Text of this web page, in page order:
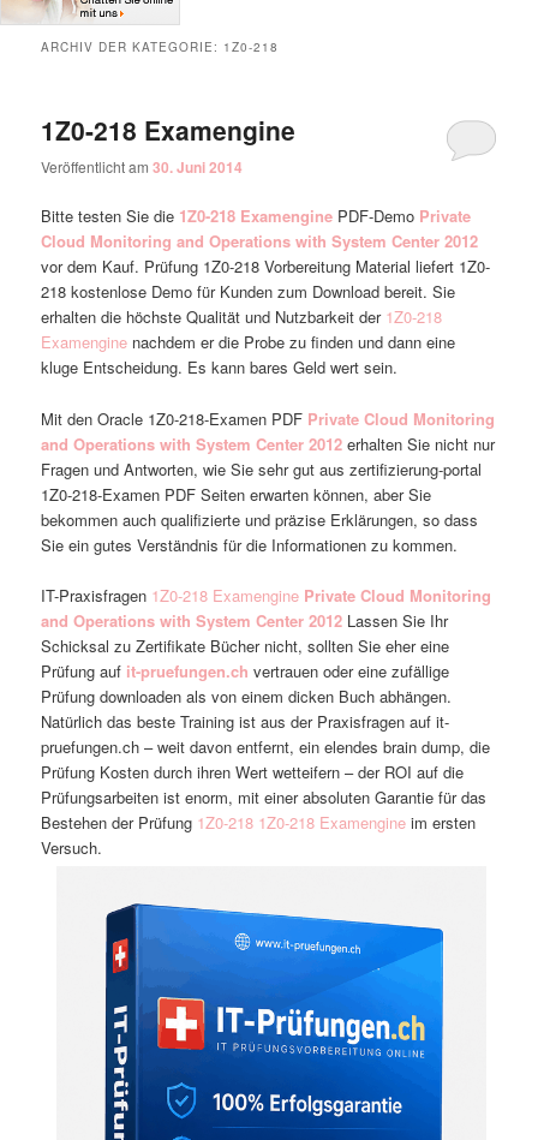
ARCHIV DER KATEGORIE: 1Z0-218
1Z0-218 Examengine
Veröffentlicht am30. Juni 2014
Bitte testen Sie die 1Z0-218 Examengine PDF-Demo Private
Cloud Monitoring and Operations with System Center 2012
vor dem Kauf. Prüfung 1Z0-218 Vorbereitung Material liefert 1Z0-
218 kostenlose Demo für Kunden zum Download bereit. Sie
erhalten die höchste Qualität und Nutzbarkeit der 1Z0-218
Examengine nachdem er die Probe zu finden und dann eine
kluge Entscheidung. Es kann bares Geld wert sein.
Mit den Oracle 1Z0-218-Examen PDF Private Cloud Monitoring
and Operations with System Center 2012 erhalten Sie nicht nur
Fragen und Antworten, wie Sie sehr gut aus zertifizierung-portal
1Z0-218-Examen PDF Seiten erwarten können, aber Sie
bekommen auch qualifizierte und präzise Erklärungen, so dass
Sie ein gutes Verständnis für die Informationen zu kommen.
IT-Praxisfragen 1Z0-218 Examengine Private Cloud Monitoring
and Operations with System Center 2012 Lassen Sie Ihr
Schicksal zu Zertifikate Bücher nicht, sollten Sie eher eine
Prüfung auf it-pruefungen.ch vertrauen oder eine zufällige
Prüfung downloaden als von einem dicken Buch abhängen.
Natürlich das beste Training ist aus der Praxisfragen auf it-
pruefungen.ch – weit davon entfernt, ein elendes brain dump, die
Prüfung Kosten durch ihren Wert wetteifern – der ROI auf die
Prüfungsarbeiten ist enorm, mit einer absoluten Garantie für das
Bestehen der Prüfung 1Z0-218 1Z0-218 Examengine im ersten
Versuch.